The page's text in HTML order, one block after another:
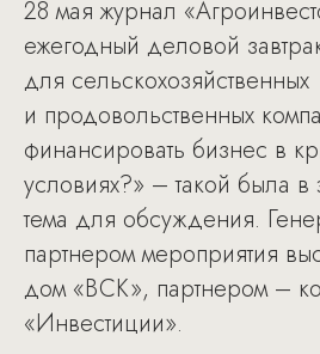
28 мая журнал
ежегодный деловой
для сельскохозяйственных
и продовольственных
финансировать бизнес в
условиях?» – такой была в
тема для обсуждения.
партнером мероприятия
дом «ВСК», партнером –
«Инвестиции».